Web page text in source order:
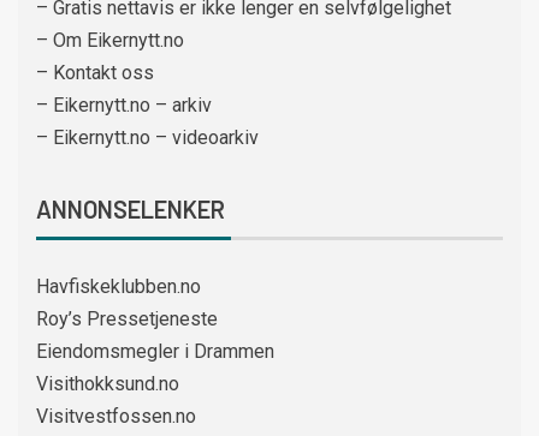
– Gratis nettavis er ikke lenger en selvfølgelighet
– Om Eikernytt.no
– Kontakt oss
– Eikernytt.no – arkiv
– Eikernytt.no – videoarkiv
ANNONSELENKER
Havfiskeklubben.no
Roy’s Pressetjeneste
Eiendomsmegler i Drammen
Visithokksund.no
Visitvestfossen.no